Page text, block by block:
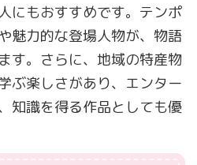
にもおすすめです。テンポ
魅力的な登場人物が、物語
す。さらに、地域の特産物
ぶ楽しさがあり、エンター
知識を得る作品としても優